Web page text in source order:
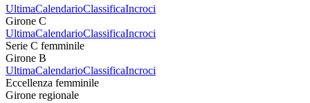
UltimaCalendarioClassificaIncroci
Girone C
UltimaCalendarioClassificaIncroci
Serie C femminile
Girone B
UltimaCalendarioClassificaIncroci
Eccellenza femminile
Girone regionale